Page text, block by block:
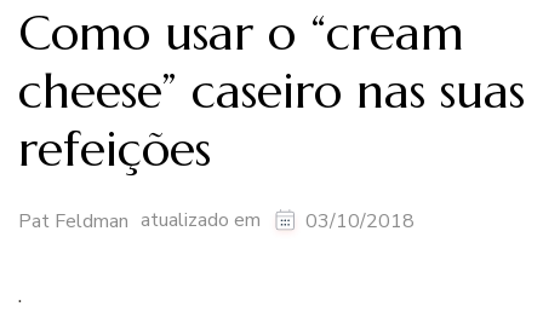
Como usar o “cream
cheese” caseiro nas suas
refeições
Pat Feldman atualizado em 03/10/2018
.